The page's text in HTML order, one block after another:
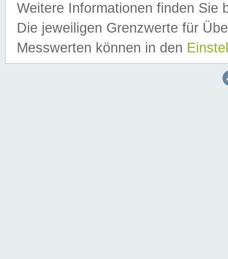
Weitere Informationen finden Sie
Die jeweiligen Grenzwerte für
Messwerten können in den